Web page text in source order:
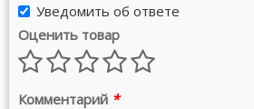
Уведомить об ответе
Оценить товар
Комментарий *